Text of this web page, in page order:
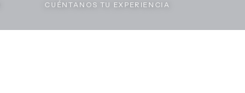
CUÉNTANOS TU EXPERIENCIA